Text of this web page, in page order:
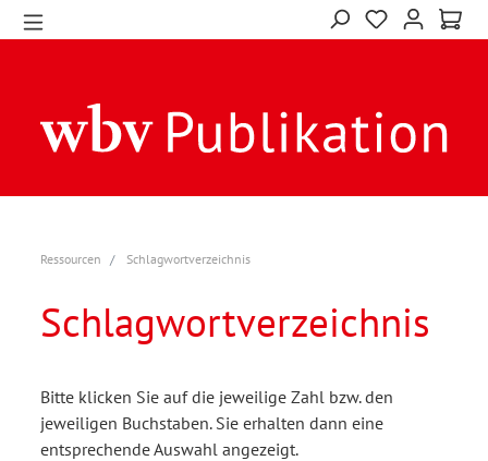
Ressourcen Schlagwortverzeichnis
Schlagwortverzeichnis
Bitte klicken Sie auf die jeweilige Zahl bzw. den
jeweiligen Buchstaben. Sie erhalten dann eine
entsprechende Auswahl angezeigt.